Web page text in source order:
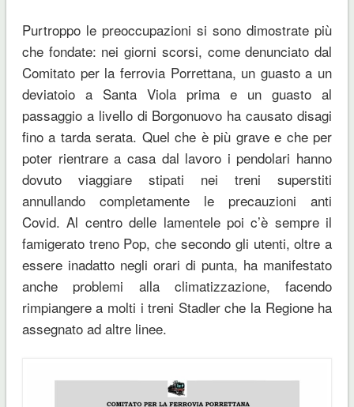
Purtroppo le preoccupazioni si sono dimostrate più
che fondate: nei giorni scorsi, come denunciato dal
Comitato per la ferrovia Porrettana, un guasto a un
deviatoio a Santa Viola prima e un guasto al
passaggio a livello di Borgonuovo ha causato disagi
fino a tarda serata. Quel che è più grave e che per
poter rientrare a casa dal lavoro i pendolari hanno
dovuto viaggiare stipati nei treni superstiti
annullando completamente le precauzioni anti
Covid. Al centro delle lamentele poi c’è sempre il
famigerato treno Pop, che secondo gli utenti, oltre a
essere inadatto negli orari di punta, ha manifestato
anche problemi alla climatizzazione, facendo
rimpiangere a molti i treni Stadlerche la Regione ha
assegnato ad altre linee.